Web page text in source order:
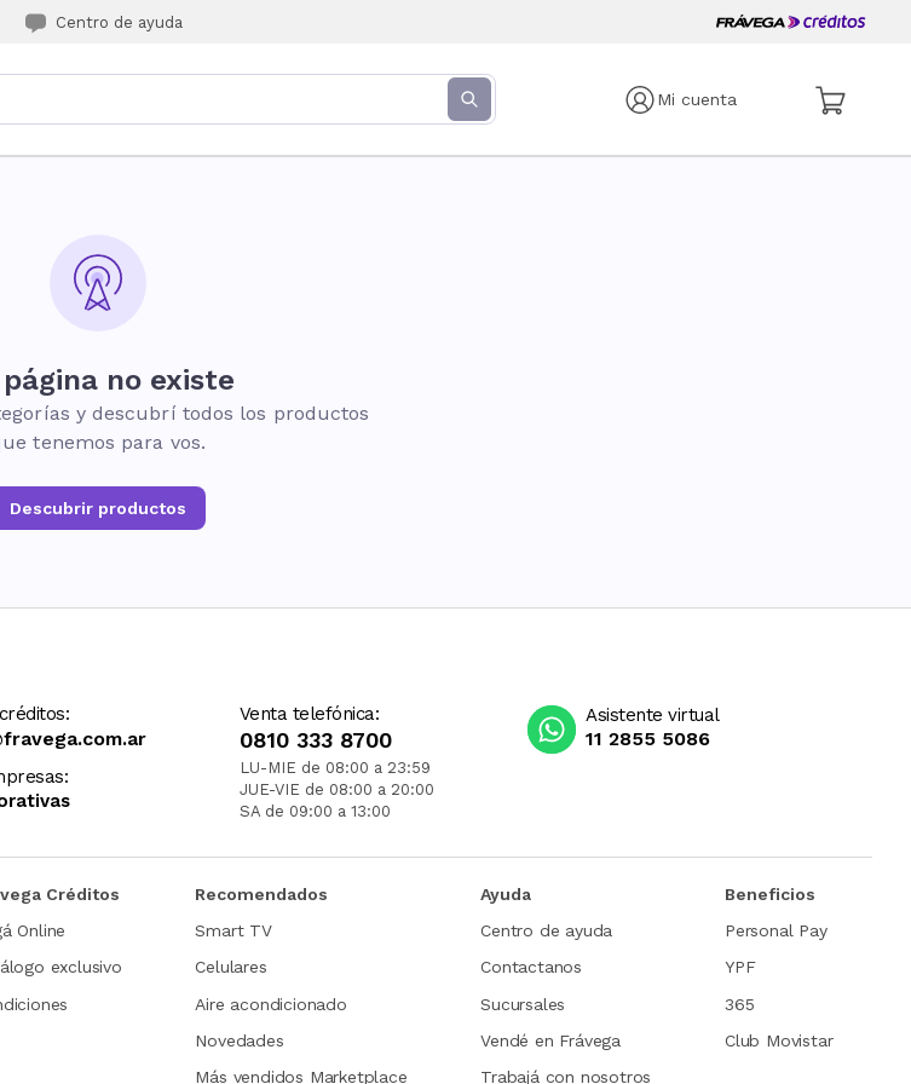
Centro de ayuda
Mi cuenta
página no existe
y descubrí todos los productos
tenemos para vos.
Descubrir productos
Venta telefónica:
0810 333 8700
LU-MIE de 08:00 a 23:59
JUE-VIE de 08:00 a 20:00
SA de 09:00 a 13:00
Asistente virtual
11 2855 5086
Créditos
Online
exclusivo
Recomendados
Smart TV
Celulares
Aire acondicionado
Novedades
Más vendidos Marketplace
Ayuda
Centro de ayuda
Contactanos
Sucursales
Vendé en Frávega
Trabajá con nosotros
Beneficios
Personal Pay
YPF
365
Club Movistar